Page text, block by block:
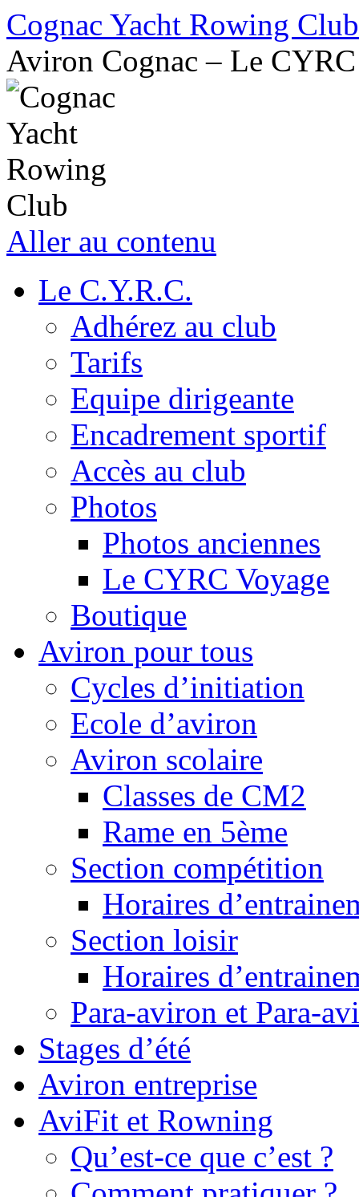
Cognac Yacht Rowing Club
Aviron Cognac – Le CYRC
Aller au contenu
Le C.Y.R.C.
Adhérez au club
Tarifs
Equipe dirigeante
Encadrement sportif
Accès au club
Photos
Photos anciennes
Le CYRC Voyage
Boutique
Aviron pour tous
Cycles d’initiation
Ecole d’aviron
Aviron scolaire
Classes de CM2
Rame en 5ème
Section compétition
Horaires
Section loisir
Horaires
Para-aviron et Para-
Stages d’été
Aviron entreprise
AviFit et Rowning
Qu’est-ce que c’est ?